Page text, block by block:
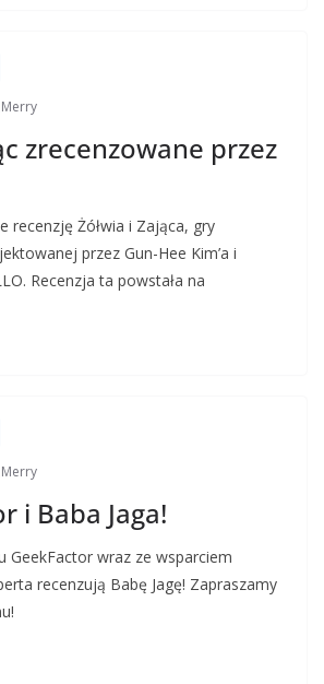
Merry
zrecenzowane przez
recenzję Żółwia i Zająca, gry
przez Gun-Hee Kim’a i
Recenzja ta powstała na
Merry
i Baba Jaga!
GeekFactor wraz ze wsparciem
recenzują Babę Jagę! Zapraszamy